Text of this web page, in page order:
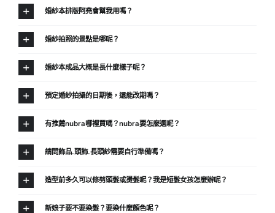
婚紗本排版阿堯會幫我用嗎？
婚紗拍照的景點是哪呢？
婚紗本成品大概是長什麼樣子呢？
預定婚紗拍攝的日期後，還能改期嗎？
有推薦nubra哪裡買嗎？nubra要怎麼選呢？
請問飾品.頭飾.長頭紗需要自行準備嗎？
造型前多久可以修剪頭髮或燙髮呢？我是短髮女孩怎麼辦呢？
新娘子要不要染髮？要染什麼顏色呢？